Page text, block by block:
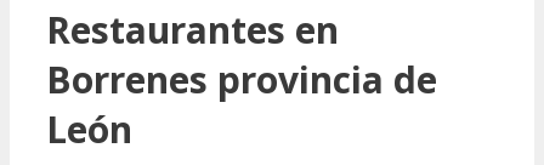
Restaurantes en
Borrenes provincia de
León